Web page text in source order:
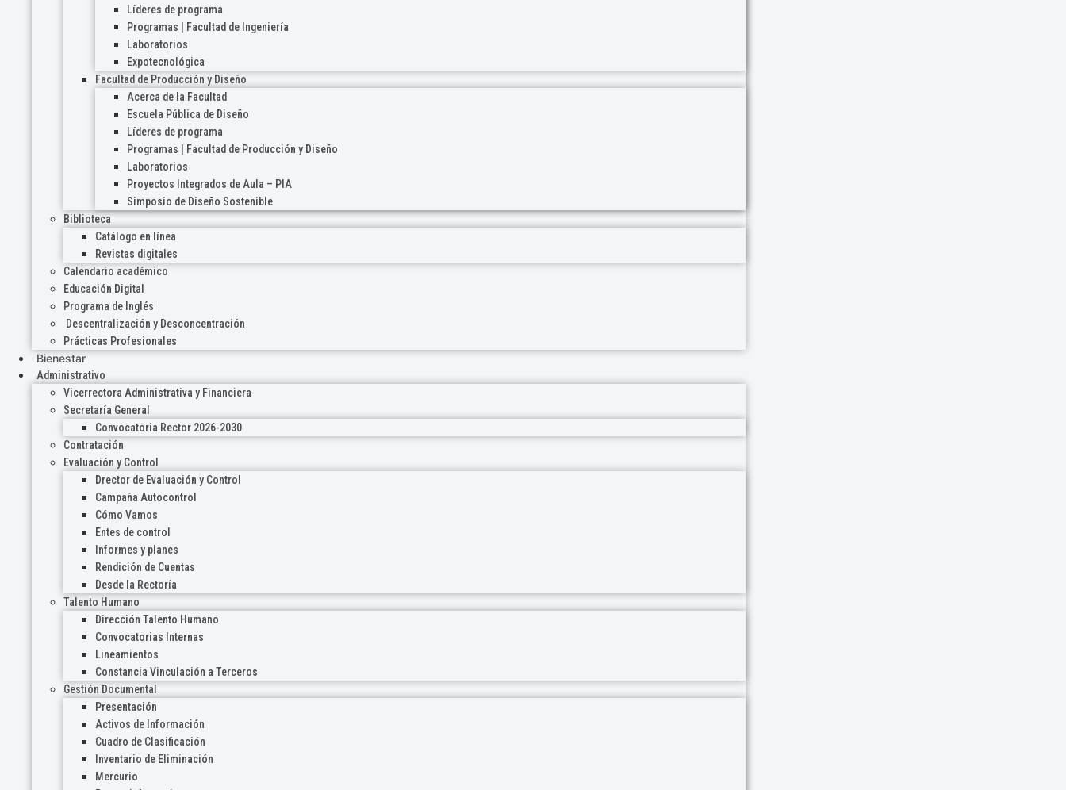
Líderes de programa
Programas | Facultad de Ingeniería
Laboratorios
Expotecnológica
Facultad de Producción y Diseño
Acerca de la Facultad
Escuela Pública de Diseño
Líderes de programa
Programas | Facultad de Producción y Diseño
Laboratorios
Proyectos Integrados de Aula – PIA
Simposio de Diseño Sostenible
Biblioteca
Catálogo en línea
Revistas digitales
Calendario académico
Educación Digital
Programa de Inglés
Descentralización y Desconcentración
Prácticas Profesionales
Bienestar
Administrativo
Vicerrectora Administrativa y Financiera
Secretaría General
Convocatoria Rector 2026-2030
Contratación
Evaluación y Control
Drector de Evaluación y Control
Campaña Autocontrol
Cómo Vamos
Entes de control
Informes y planes
Rendición de Cuentas
Desde la Rectoría
Talento Humano
Dirección Talento Humano
Convocatorias Internas
Lineamientos
Constancia Vinculación a Terceros
Gestión Documental
Presentación
Activos de Información
Cuadro de Clasificación
Inventario de Eliminación
Mercurio